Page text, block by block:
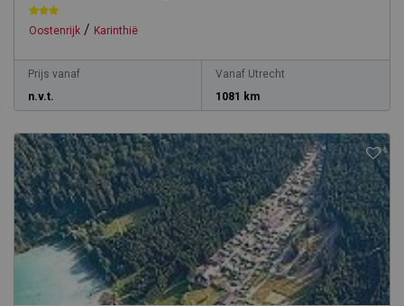
Oostenrijk / Karinthië
Prijs vanaf
n.v.t.
Vanaf Utrecht
1081 km